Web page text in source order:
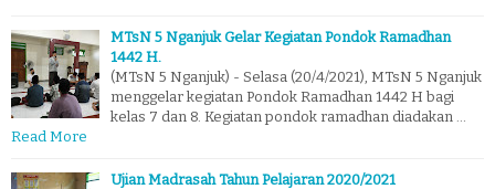
MTsN 5 Nganjuk Gelar Kegiatan Pondok Ramadhan
1442 H.
(MTsN 5 Nganjuk) - Selasa (20/4/2021), MTsN 5 Nganjuk
menggelar kegiatan Pondok Ramadhan 1442 H bagi
kelas 7 dan 8. Kegiatan pondok ramadhan diadakan …
Read More
Ujian Madrasah Tahun Pelajaran 2020/2021